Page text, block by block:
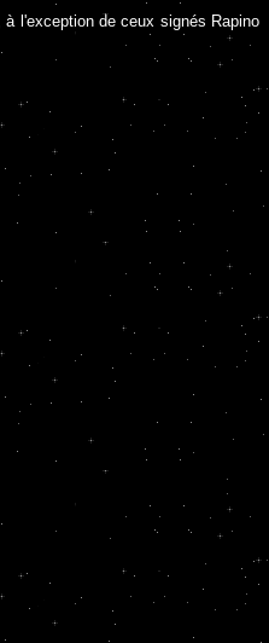
l'exception de ceux signés Rapino